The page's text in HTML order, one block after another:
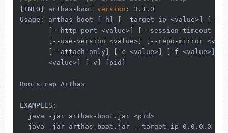
[INFO] arthas-boot version : 3.1.0
Usage: arthas-boot [-h] [
--target-ip <value>] [
--
--http-port <value>] [ --session-timeout
--use-version <value>] [ --repo-mirror
--attach-only ] [-c <value>] [-f <value>] [
       <value>] [-v] [pid]
Bootstrap Arthas
EXAMPLES:
  java -jar arthas-boot.jar <pid>
  java -jar arthas-boot.jar
--target-ip 0.0.0.0